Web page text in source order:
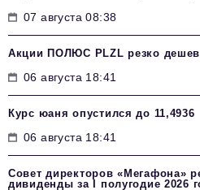
07 августа 08:38
Акции ПОЛЮС PLZL резко
06 августа 18:41
Курс юаня опустился до 11,4936
06 августа 18:41
Совет директоров «Мегафона»
дивиденды за I полугодие 2026